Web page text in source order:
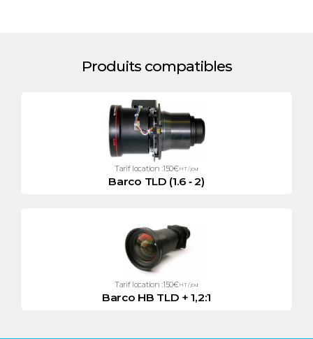
Produits compatibles
Tarif location :150€HT / jour
Barco TLD (1.6 ‑ 2)
Tarif location :150€HT / jour
Barco HB TLD + 1,2:1